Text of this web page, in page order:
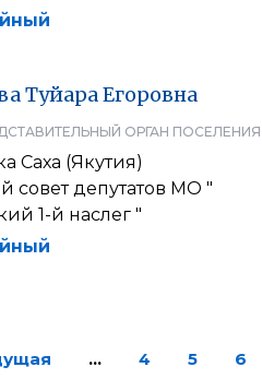
ТуйараЕгоровна
ОРГАН ПОСЕЛЕНИЯ
Саха (Якутия)
совет депутатов МО "
1-й наслег "
… 4 5
6